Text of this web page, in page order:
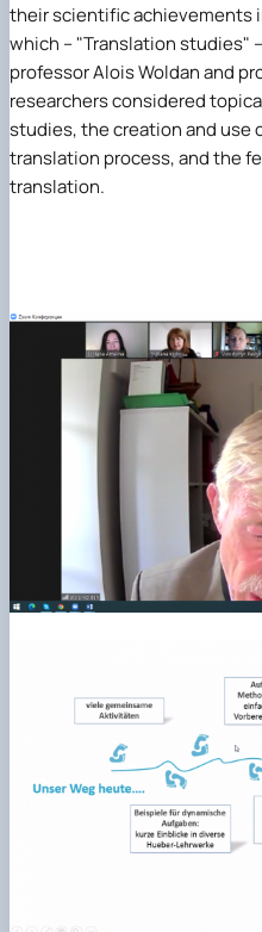
their scientific achievements
which – "Translation studies"
professorAlois Woldanand
researchers considered
studies, the creation and use
translation process, and the
translation.